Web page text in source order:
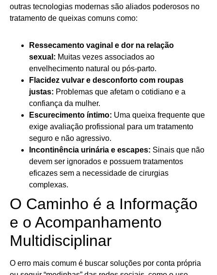
outras tecnologias modernas são aliados poderosos no
tratamento de queixas comuns como:
Ressecamento vaginal e dor na relação
sexual: Muitas vezes associados ao
envelhecimento natural ou pós-parto.
Flacidez vulvar e desconforto com roupas
justas: Problemas que afetam o cotidiano e a
confiança da mulher.
Escurecimento íntimo: Uma queixa frequente que
exige avaliação profissional para um tratamento
seguro e não agressivo.
Incontinência urinária e escapes: Sinais que não
devem ser ignorados e possuem tratamentos
eficazes sem a necessidade de cirurgias
complexas.
O Caminho é a Informação
e o Acompanhamento
Multidisciplinar
O erro mais comum é buscar soluções por conta própria